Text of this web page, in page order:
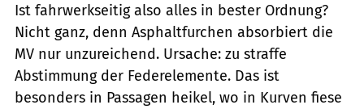
Ist fahrwerkseitig also alles in bester Ordnung?
Nicht ganz, denn Asphaltfurchen absorbiert die
MV nur unzureichend. Ursache: zu straffe
Abstimmung der Federelemente. Das ist
besonders in Passagen heikel, wo in Kurven fiese